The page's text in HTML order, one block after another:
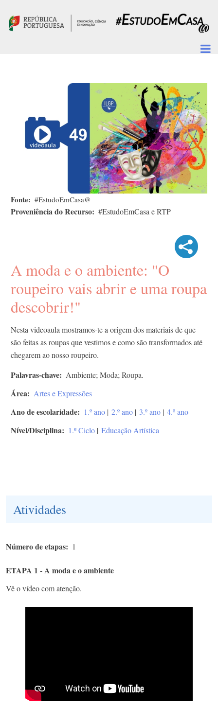
Fonte #EstudoEmCasa@
Proveniência do Recurso #EstudoEmCasa e RTP
A moda e o ambiente: "O
roupeiro vais abrir e uma roupa
descobrir!"
Nesta videoaula mostramos-te a origem dos materiais de que
são feitas as roupas que vestimos e como são transformados até
chegarem ao nosso roupeiro.
Palavras-chave Ambiente; Moda; Roupa.
Área Artes e Expressões
Ano de escolaridade 1.º ano | 2.º ano | 3.º ano | 4.º ano
Nível/Disciplina 1.º Ciclo | Educação Artística
Atividades
Número de etapas 1
ETAPA 1 - A moda e o ambiente
Vê o vídeo com atenção.